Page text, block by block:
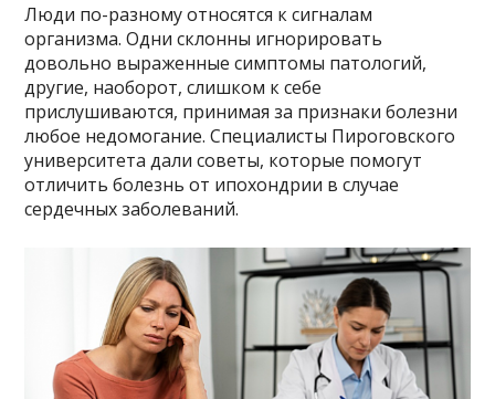
Люди по-разному относятся к сигналам
организма. Одни склонны игнорировать
довольно выраженные симптомы патологий,
другие, наоборот, слишком к себе
прислушиваются, принимая за признаки болезни
любое недомогание. Специалисты Пироговского
университета дали советы, которые помогут
отличить болезнь от ипохондрии в случае
сердечных заболеваний.